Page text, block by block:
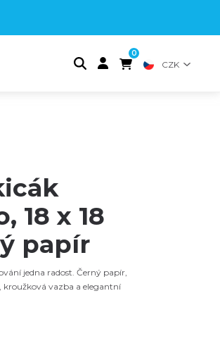
0
CZK
18 x 18
papír
jedna radost. Černý papír,
vazba a elegantní